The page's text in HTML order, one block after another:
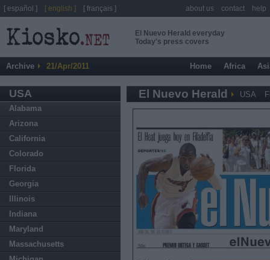
El Nuevo Herald everyday
Today's press covers
Archive 21/Apr/2011 Home Africa
USA
Alabama
Arizona
California
Colorado
Florida
Georgia
Illinois
Indiana
Maryland
Massachusetts
El Nuevo Herald USA
[ español ] [ english ] [ français ] about us contact help